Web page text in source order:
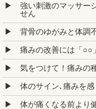
強い刺激のマッサー
せん
背骨のゆがみと体調
痛みの改善には「○○
気をつけて！痛みの
体のサイン､痛みを
体が痛くなる前より